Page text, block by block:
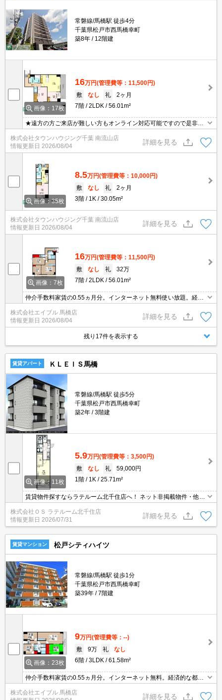
常磐線/馬橋駅 徒歩4分
千葉県松戸市西馬橋幸町
築8年
12階建
画像：17枚
16万円(管理費等：11,500円)
敷
なし 礼
2ヶ月
7階
2LDK 56.01m²
★遠方の方ご来店が難しい方もオンライン対応可能ですので是非一
度ご相談くださいませ！お部屋探しはタウンハウジングにお任せ下
さい★
株式会社タウンハウジング千葉 南流山店
情報更新日 2026/08/04
詳細を見る
画像：35枚
8.5万円(管理費等：10,000円)
敷
なし 礼
2ヶ月
3階
1K 30.05m²
株式会社タウンハウジング千葉 南流山店
情報更新日 2026/08/04
詳細を見る
画像：7枚
16万円(管理費等：11,500円)
敷
なし 礼
32万
7階
2LDK 56.01m²
仲介手数料家賃の0.55ヵ月分。インターネット無料使い放題。経済
的な都市ガス使用。7階角部屋。便利な宅配BOX。人気のオートロ
ック付マンション。エレベーターあり。温水洗浄便座付き。エアコ
ン3基付き。
株式会社エイブル 馬橋店
情報更新日 2026/08/04
詳細を見る
残り17件を表示する
賃貸アパート ＫＬＥＩＳ馬橋
常磐線/馬橋駅 徒歩5分
千葉県松戸市西馬橋幸町
築2年
3階建
画像：11枚
5.9万円(管理費等：3,500円)
敷
なし 礼
59,000円
1階
1K 25.71m²
賃貸物件探すならラテルーム北千住店へ！ ネット非掲載物件・他社
様の物件もまとめてご案内いたします！！
株式会社ＯＳ ラテルーム北千住店
情報更新日 2026/07/31
詳細を見る
賃貸マンション 松戸シティハイツ
常磐線/馬橋駅 徒歩1分
千葉県松戸市西馬橋幸町
築39年
7階建
画像：23枚
9万円(管理費等：--)
敷
9万 礼
なし
6階
3LDK 61.58m²
仲介手数料家賃の0.55ヵ月分。インターネット無料。経済的な都市
ガス使用。エレベーター1基付き。ケーブルテレビ対応(J:COM)。畳
表替、室内清掃費実費。6階角部屋。駅まで平坦。TVモニターホン
株式会社エイブル 馬橋店
詳細を見る